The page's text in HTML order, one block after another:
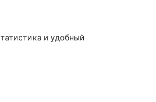
и удобный